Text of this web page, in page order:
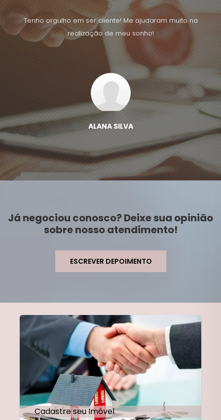
Tenho orgulho em ser cliente! Me ajudaram muito na
realização de meu sonho!
ALANA SILVA
Já negociou conosco? Deixe sua opinião
sobre nosso atendimento!
ESCREVER DEPOIMENTO
Cadastre seu Imóvel